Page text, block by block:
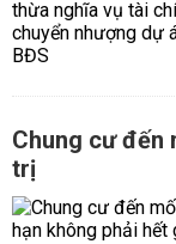
Chung cư đến
trị